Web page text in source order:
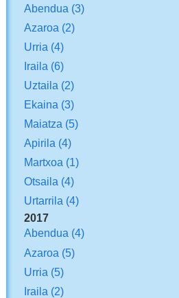
Abendua (3)
Azaroa (2)
Urria (4)
Iraila (6)
Uztaila (2)
Ekaina (3)
Maiatza (5)
Apirila (4)
Martxoa (1)
Otsaila (4)
Urtarrila (4)
2017
Abendua (4)
Azaroa (5)
Urria (5)
Iraila (2)